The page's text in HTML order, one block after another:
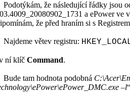
že následující řádky jsou
a ePower ve
že před hraním si s
větev registru:
ní klíč Command.
tam hodnota podobná
–l